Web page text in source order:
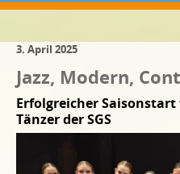
3. April 2025
Jazz, Modern,
Erfolgreicher
Tänzer der SGS